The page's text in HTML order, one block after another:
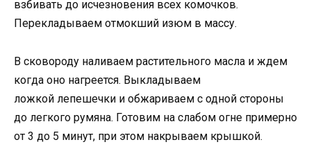
взбивать до исчезновения всех комочков.
Перекладываем отмокший изюм в массу.
В сковороду наливаем растительного масла и ждем
когда оно нагреется. Выкладываем
ложкой лепешечки и обжариваем с одной стороны
до легкого румяна. Готовим на слабом огне примерно
от 3 до 5 минут, при этом накрываем крышкой.